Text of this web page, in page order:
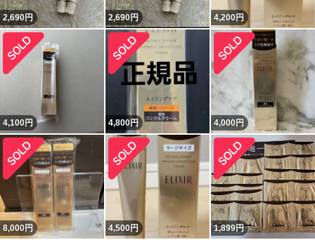
2,690円 2,690円 4,200円
4,100円 4,800円 4,000円
8,000円 4,500円 1,899円